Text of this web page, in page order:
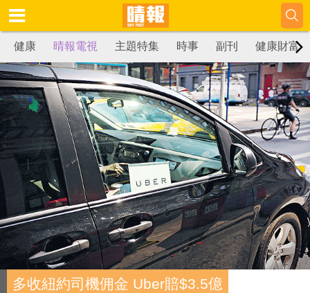
健康 晴報電視 主題特集 時事 副刊 健康財富
多收紐約司機佣金 Uber賠$3.5億